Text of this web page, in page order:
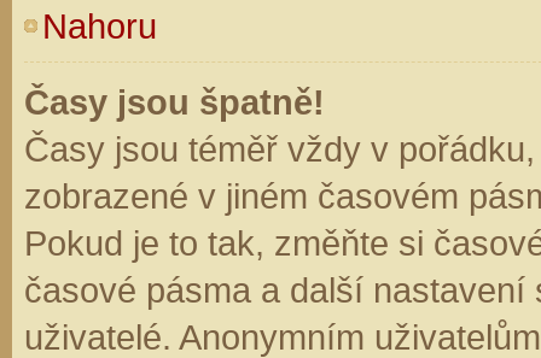
Nahoru
Časy jsou špatně!
Časy jsou téměř vždy v
zobrazené v jiném časovém
Pokud je to tak, změňte si
časové pásma a další
uživatelé. Anonymním